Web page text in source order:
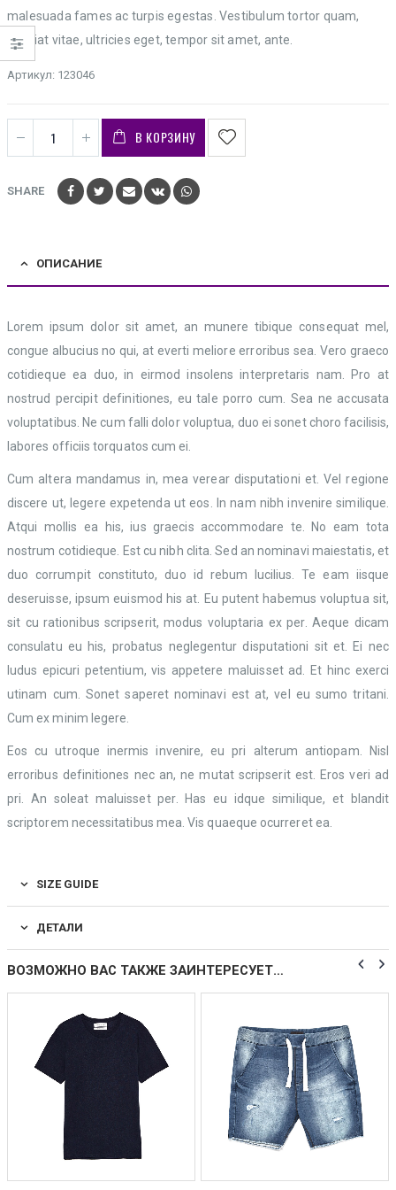
malesuada fames ac turpis egestas. Vestibulum tortor quam,
feugiat vitae, ultricies eget, tempor sit amet, ante.
Артикул: 123046
В КОРЗИНУ
SHARE
ОПИСАНИЕ
Lorem ipsum dolor sit amet, an munere tibique consequat mel,
congue albucius no qui, at everti meliore erroribus sea. Vero graeco
cotidieque ea duo, in eirmod insolens interpretaris nam. Pro at
nostrud percipit definitiones, eu tale porro cum. Sea ne accusata
voluptatibus. Ne cum falli dolor voluptua, duo ei sonet choro facilisis,
labores officiis torquatos cum ei.
Cum altera mandamus in, mea verear disputationi et. Vel regione
discere ut, legere expetenda ut eos. In nam nibh invenire similique.
Atqui mollis ea his, ius graecis accommodare te. No eam tota
nostrum cotidieque. Est cu nibh clita. Sed an nominavi maiestatis, et
duo corrumpit constituto, duo id rebum lucilius. Te eam iisque
deseruisse, ipsum euismod his at. Eu putent habemus voluptua sit,
sit cu rationibus scripserit, modus voluptaria ex per. Aeque dicam
consulatu eu his, probatus neglegentur disputationi sit et. Ei nec
ludus epicuri petentium, vis appetere maluisset ad. Et hinc exerci
utinam cum. Sonet saperet nominavi est at, vel eu sumo tritani.
Cum ex minim legere.
Eos cu utroque inermis invenire, eu pri alterum antiopam. Nisl
erroribus definitiones nec an, ne mutat scripserit est. Eros veri ad
pri. An soleat maluisset per. Has eu idque similique, et blandit
scriptorem necessitatibus mea. Vis quaeque ocurreret ea.
SIZE GUIDE
ДЕТАЛИ
ВОЗМОЖНО ВАС ТАКЖЕ ЗАИНТЕРЕСУЕТ…